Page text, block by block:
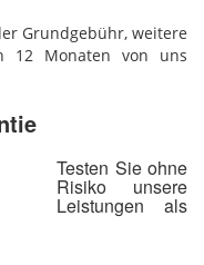
Grundgebühr, weitere
12 Monaten von uns
Testen Sie ohne
Risiko unsere
Leistungen als